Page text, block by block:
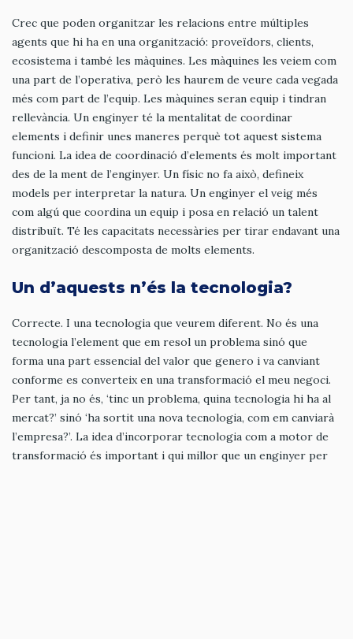
Crec que poden organitzar les relacions entre múltiples
agents que hi ha en una organització: proveïdors, clients,
ecosistema i també les màquines. Les màquines les veiem com
una part de l’operativa, però les haurem de veure cada vegada
més com part de l’equip. Les màquines seran equip i tindran
rellevància. Un enginyer té la mentalitat de coordinar
elements i definir unes maneres perquè tot aquest sistema
funcioni. La idea de coordinació d’elements és molt important
des de la ment de l’enginyer. Un físic no fa això, defineix
models per interpretar la natura. Un enginyer el veig més
com algú que coordina un equip i posa en relació un talent
distribuït. Té les capacitats necessàries per tirar endavant una
organització descomposta de molts elements.
Un d’aquests n’és la tecnologia?
Correcte. I una tecnologia que veurem diferent. No és una
tecnologia l’element que em resol un problema sinó que
forma una part essencial del valor que genero i va canviant
conforme es converteix en una transformació el meu negoci.
Per tant, ja no és, ‘tinc un problema, quina tecnologia hi ha al
mercat?’ sinó ‘ha sortit una nova tecnologia, com em canviarà
l’empresa?’. La idea d’incorporar tecnologia com a motor de
transformació és important i qui millor que un enginyer per